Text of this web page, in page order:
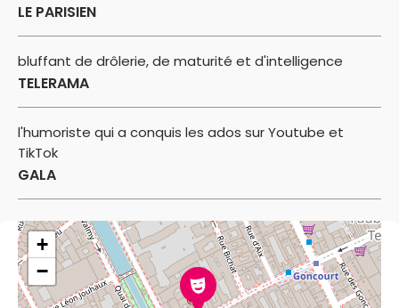
LE PARISIEN
bluffant de drôlerie, de maturité et d'intelligence
TELERAMA
l'humoriste qui a conquis les ados sur Youtube et
TikTok
GALA
+
−